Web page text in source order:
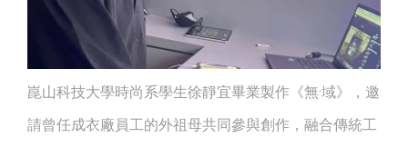
崑山科技大學時尚系學生徐靜宜畢業製作《無·域》，邀
請曾任成衣廠員工的外祖母共同參與創作，融合傳統工